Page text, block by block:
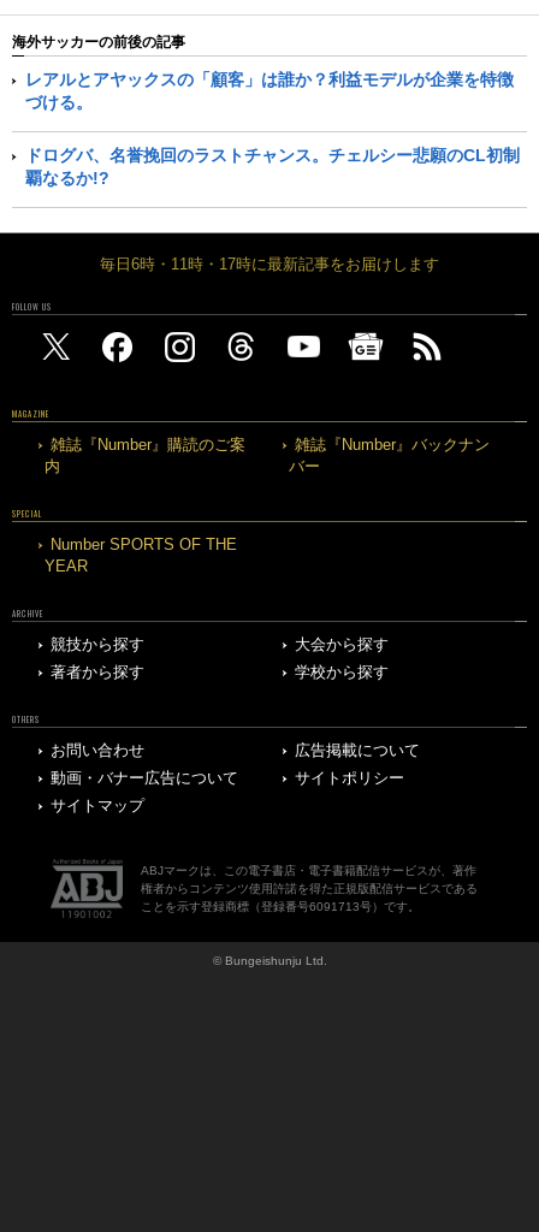
海外サッカーの前後の記事
レアルとアヤックスの「顧客」は誰か？利益モデルが企業を特徴
づける。
ドログバ、名誉挽回のラストチャンス。チェルシー悲願のCL初制
覇なるか!?
毎日6時・11時・17時に最新記事をお届けします
FOLLOW US
MAGAZINE
雑誌『Number』購読のご案
内
雑誌『Number』バックナン
バー
SPECIAL
Number SPORTS OF THE
YEAR
ARCHIVE
競技から探す
大会から探す
著者から探す
学校から探す
OTHERS
お問い合わせ
広告掲載について
動画・バナー広告について
サイトポリシー
サイトマップ
ABJマークは、この電子書店・電子書籍配信サービスが、著作
権者からコンテンツ使用許諾を得た正規版配信サービスである
ことを示す登録商標（登録番号6091713号）です。
© Bungeishunju Ltd.